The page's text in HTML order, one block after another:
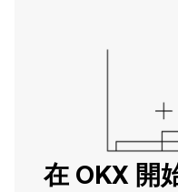
在 OKX 開